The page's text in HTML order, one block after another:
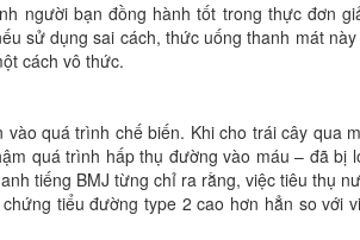
người bạn đồng hành tốt trong thực đơn
sử dụng sai cách, thức uống thanh mát
cách vô thức.
quá trình chế biến. Khi cho trái cây qua
quá trình hấp thụ đường vào máu – đã bị
tiếng BMJ từng chỉ ra rằng, việc tiêu thụ
tiểu đường type 2 cao hơn hẳn so với